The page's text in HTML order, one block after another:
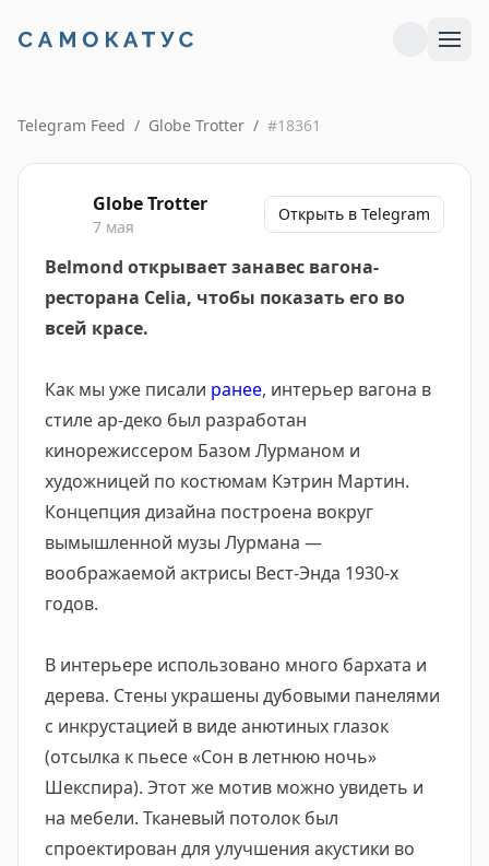
Telegram Feed / Globe Trotter / #18361
Globe Trotter
7 мая
Открыть в Telegram
Belmond открывает занавес вагона-
ресторана Celia, чтобы показать его во
всей красе.
Как мы уже писали ранее, интерьер вагона в
стиле ар-деко был разработан
кинорежиссером Базом Лурманом и
художницей по костюмам Кэтрин Мартин.
Концепция дизайна построена вокруг
вымышленной музы Лурмана —
воображаемой актрисы Вест-Энда 1930-х
годов.
В интерьере использовано много бархата и
дерева. Стены украшены дубовыми панелями
с инкрустацией в виде анютиных глазок
(отсылка к пьесе «Сон в летнюю ночь»
Шекспира). Этот же мотив можно увидеть и
на мебели. Тканевый потолок был
спроектирован для улучшения акустики во